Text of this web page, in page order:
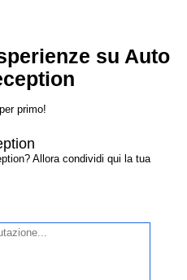
su Auto
primo!
Allora condividi qui la tua